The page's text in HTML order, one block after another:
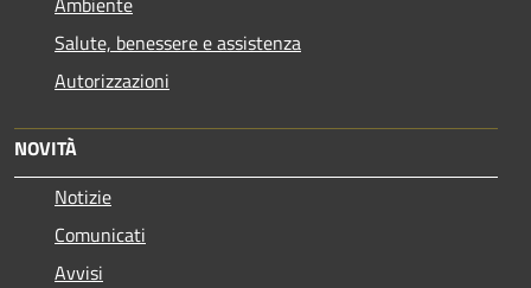
Salute, benessere e assistenza
Autorizzazioni
NOVITÀ
Notizie
Comunicati
Avvisi